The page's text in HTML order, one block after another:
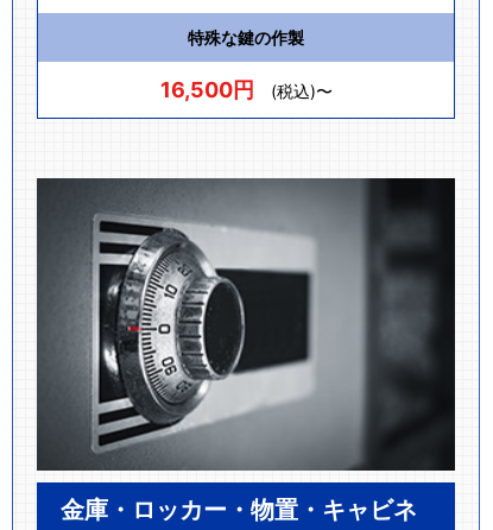
特殊な鍵の作製
16,500円 (税込)〜
金庫・ロッカー・物置・キャビネ